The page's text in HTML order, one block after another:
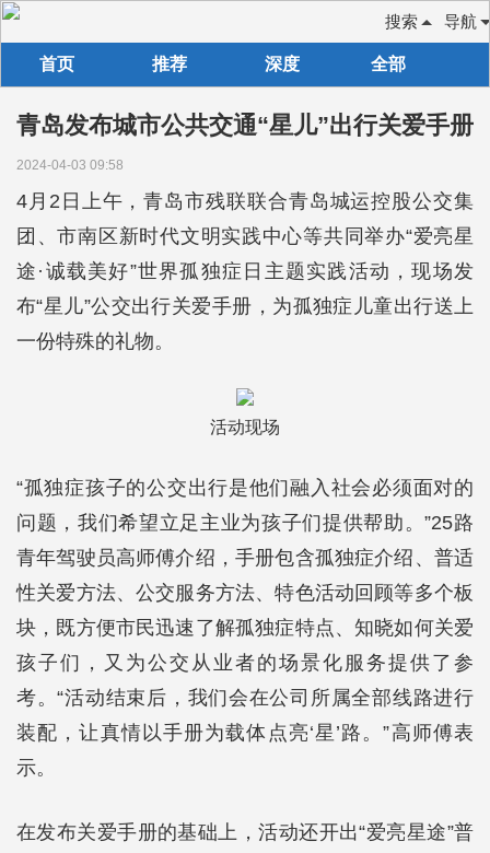
导航
搜索
首页 推荐 深度 全部
青岛发布城市公共交通“星儿”出行关爱手册
2024-04-03 09:58
4月2日上午，青岛市残联联合青岛城运控股公交集
团、市南区新时代文明实践中心等共同举办“爱亮星
途·诚载美好”世界孤独症日主题实践活动，现场发
布“星儿”公交出行关爱手册，为孤独症儿童出行送上
一份特殊的礼物。
活动现场
“孤独症孩子的公交出行是他们融入社会必须面对的
问题，我们希望立足主业为孩子们提供帮助。”25路
青年驾驶员高师傅介绍，手册包含孤独症介绍、普适
性关爱方法、公交服务方法、特色活动回顾等多个板
块，既方便市民迅速了解孤独症特点、知晓如何关爱
孩子们，又为公交从业者的场景化服务提供了参
考。“活动结束后，我们会在公司所属全部线路进行
装配，让真情以手册为载体点亮‘星’路。”高师傅表
示。
在发布关爱手册的基础上，活动还开出“爱亮星途”普